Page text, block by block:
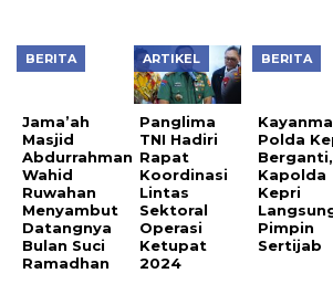
BERITA
Jama’ah
Masjid
Abdurrahman
Wahid
Ruwahan
Menyambut
Datangnya
Bulan Suci
Ramadhan
ARTIKEL
Panglima
TNI Hadiri
Rapat
Koordinasi
Lintas
Sektoral
Operasi
Ketupat
2024
BERITA
Kayanma
Kapolda
Kepri
Langsung
Pimpin
Sertijab